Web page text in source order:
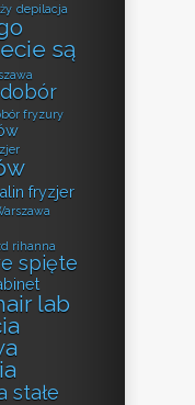
depilacja
są
dobór
fryzury
fryzjer
rihanna
spięte
lab
stałe